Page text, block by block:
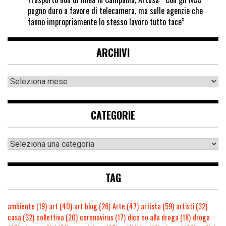
pugno duro a favore di telecamera, ma sulle agenzie che
fanno impropriamente lo stesso lavoro tutto tace”
ARCHIVI
CATEGORIE
TAG
ambiente (19) art (40) art blog(26)Arte (47) artista (59) artisti(32)
casa (32) collettiva (20) coronavirus(17) dico no alla droga (18) droga